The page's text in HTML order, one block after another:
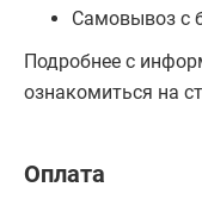
Самовывоз с
Подробнее с
ознакомиться на
Оплата